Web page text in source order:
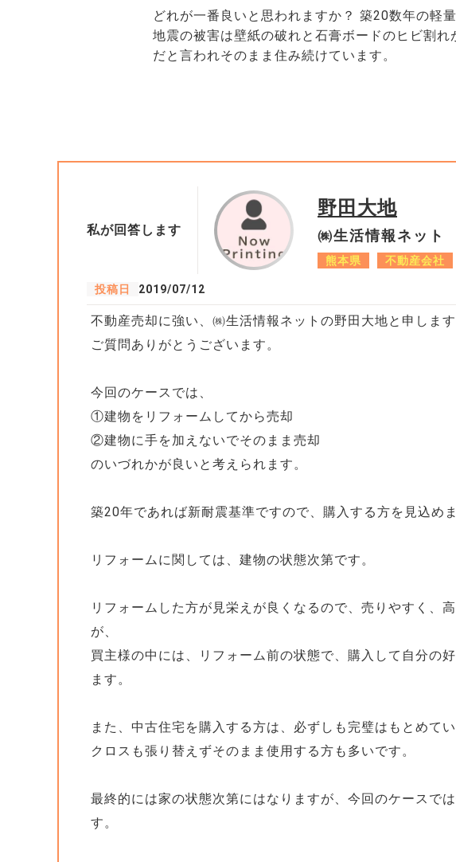
どれが一番良いと思われますか？ 築20数年の軽量
地震の被害は壁紙の破れと石膏ボードのヒビ割
だと言われそのまま住み続けています。
私が回答します
野田大地
㈱生活情報ネット
熊本県 不動産会社
投稿日 2019/07/12
不動産売却に強い、㈱生活情報ネットの野田大地と申します
ご質問ありがとうございます。
今回のケースでは、
①建物をリフォームしてから売却
②建物に手を加えないでそのまま売却
のいづれかが良いと考えられます。
築20年であれば新耐震基準ですので、購入する方を見込めま
リフォームに関しては、建物の状態次第です。
リフォームした方が見栄えが良くなるので、売りやすく、
が、
買主様の中には、リフォーム前の状態で、購入して自分の
ます。
また、中古住宅を購入する方は、必ずしも完璧はもとめてい
クロスも張り替えずそのまま使用する方も多いです。
最終的には家の状態次第にはなりますが、今回のケース
す。